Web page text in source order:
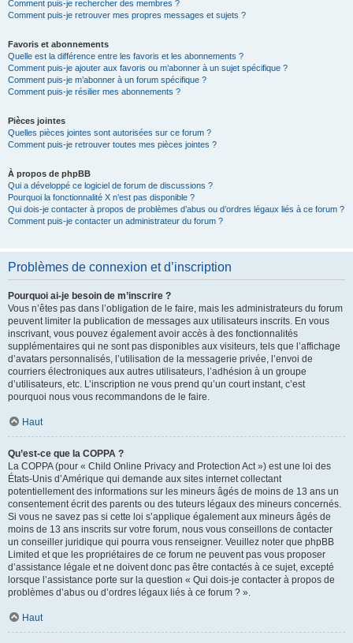
Comment puis-je rechercher des membres ?
Comment puis-je retrouver mes propres messages et sujets ?
Favoris et abonnements
Quelle est la différence entre les favoris et les abonnements ?
Comment puis-je ajouter aux favoris ou m’abonner à un sujet spécifique ?
Comment puis-je m’abonner à un forum spécifique ?
Comment puis-je résilier mes abonnements ?
Pièces jointes
Quelles pièces jointes sont autorisées sur ce forum ?
Comment puis-je retrouver toutes mes pièces jointes ?
À propos de phpBB
Qui a développé ce logiciel de forum de discussions ?
Pourquoi la fonctionnalité X n’est pas disponible ?
Qui dois-je contacter à propos de problèmes d’abus ou d’ordres légaux liés à ce forum ?
Comment puis-je contacter un administrateur du forum ?
Problèmes de connexion et d’inscription
Pourquoi ai-je besoin de m’inscrire ?
Vous n’êtes pas dans l’obligation de le faire, mais les administrateurs du forum
peuvent limiter la publication de messages aux utilisateurs inscrits. En vous
inscrivant, vous pouvez également avoir accès à des fonctionnalités
supplémentaires qui ne sont pas disponibles aux visiteurs, tels que l’affichage
d’avatars personnalisés, l’utilisation de la messagerie privée, l’envoi de
courriers électroniques aux autres utilisateurs, l’adhésion à un groupe
d’utilisateurs, etc. L’inscription ne vous prend qu’un court instant, c’est
pourquoi nous vous recommandons de le faire.
Haut
Qu’est-ce que la COPPA ?
La COPPA (pour « Child Online Privacy and Protection Act ») est une loi des
États-Unis d’Amérique qui demande aux sites internet collectant
potentiellement des informations sur les mineurs âgés de moins de 13 ans un
consentement écrit des parents ou des tuteurs légaux des mineurs concernés.
Si vous ne savez pas si cette loi s’applique également aux mineurs âgés de
moins de 13 ans inscrits sur votre forum, nous vous conseillons de contacter
un conseiller juridique qui pourra vous renseigner. Veuillez noter que phpBB
Limited et que les propriétaires de ce forum ne peuvent pas vous proposer
d’assistance légale et ne doivent donc pas être contactés à ce sujet, excepté
lorsque l’assistance porte sur la question « Qui dois-je contacter à propos de
problèmes d’abus ou d’ordres légaux liés à ce forum ? ».
Haut